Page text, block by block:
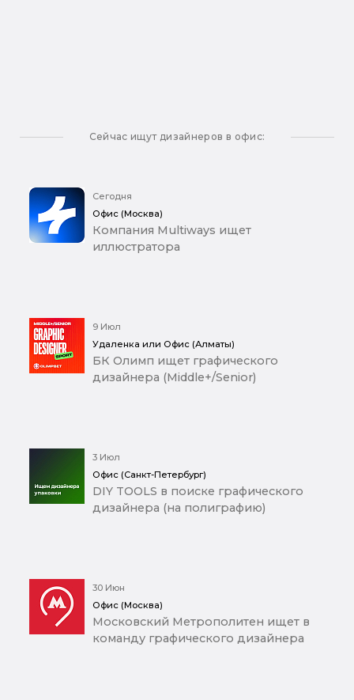
Сейчас ищут дизайнеров в офис:
Сегодня
Офис (Москва)
Компания Multiways ищет
иллюстратора
9 Июл
Удаленка или Офис (Алматы)
БК Олимп ищет графического
дизайнера (Middle+/Senior)
3 Июл
Офис (Санкт-Петербург)
DIY TOOLS в поиске графического
дизайнера (на полиграфию)
30 Июн
Офис (Москва)
Московский Метрополитен ищет в
команду графического дизайнера